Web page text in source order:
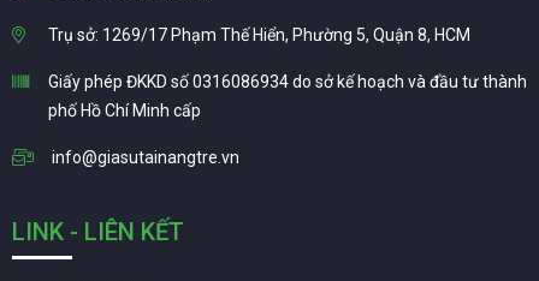
Trụ sở: 1269/17 Phạm Thế Hiển, Phường 5, Quận 8, HCM
Giấy phép ĐKKD số 0316086934 do sở kế hoạch và đầu tư thành
phố Hồ Chí Minh cấp
info@giasutainangtre.vn
LINK - LIÊN KẾT